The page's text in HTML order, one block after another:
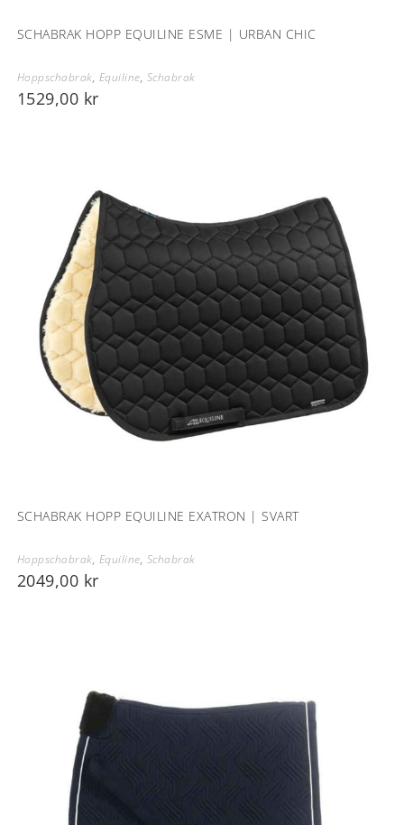
SCHABRAK HOPP EQUILINE ESME | URBAN CHIC
Hoppschabrak, Equiline, Schabrak
1529,00 kr
SCHABRAK HOPP EQUILINE EXATRON | SVART
Hoppschabrak, Equiline, Schabrak
2049,00 kr